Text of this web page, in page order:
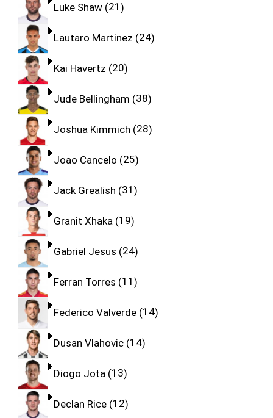
Luke Shaw 21
Lautaro Martinez 24
Kai Havertz 20
Jude Bellingham 38
Joshua Kimmich 28
Joao Cancelo 25
Jack Grealish 31
Granit Xhaka 19
Gabriel Jesus 24
Ferran Torres 11
Federico Valverde 14
Dusan Vlahovic 14
Diogo Jota 13
Declan Rice 12